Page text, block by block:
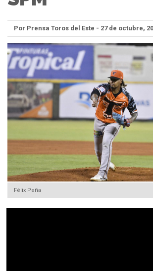
Por Prensa Toros del Este - 27 de octubre,
Félix Peña